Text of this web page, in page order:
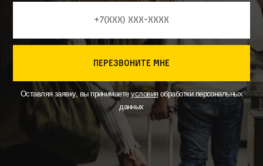
перезвоните мне
Оставляя заявку, вы принимаетеусловияобработки персональных
данных